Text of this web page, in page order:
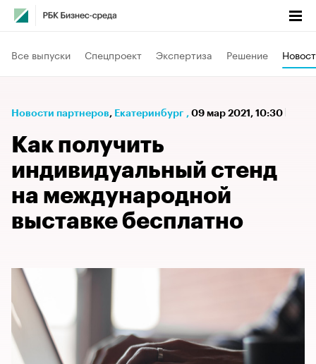
Все выпуски Спецпроект Экспертиза Решение
Новости партнеров⁠, Екатеринбург , 09 мар 2021, 10:30
Как получить
индивидуальный стенд
на международной
выставке бесплатно